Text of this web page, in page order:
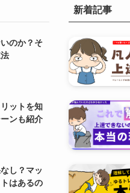
のか？そ
ットを知
ンも紹介
し？マッ
はあるの
新着記事